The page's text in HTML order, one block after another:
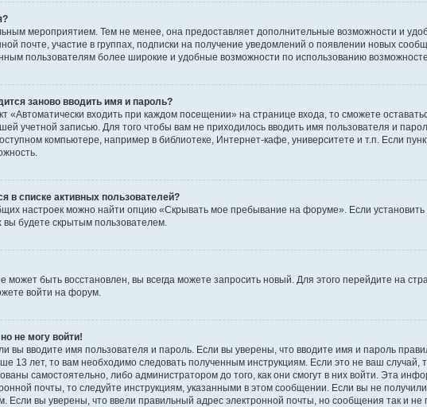
мероприятием. Тем не менее, она предоставляет дополнительные возможности и
почте, участие в группах, подписки на получение уведомлений о появлении новых
пользователям более широкие и удобные возможности по использованию
заново вводить имя и пароль?
«Автоматически входить при каждом посещении» на странице входа, то сможете
учетной записью. Для того чтобы вам не приходилось вводить имя пользователя и
компьютере, например в библиотеке, Интернет-кафе, университете и т.п. Если
в списке активных пользователей?
настроек можно найти опцию «Скрывать мое пребывание на форуме». Если
будете скрытым пользователем.
может быть восстановлен, вы всегда можете запросить новый. Для этого перейдите на
войти на форум.
не могу войти!
вы вводите имя пользователя и пароль. Если вы уверены, что вводите имя и пароль
13 лет, то вам необходимо следовать полученным инструкциям. Если это не ваш
самостоятельно, либо администратором до того, как они смогут в них войти. Эта
почты, то следуйте инструкциям, указанными в этом сообщении. Если вы не
Если вы уверены, что ввели правильный адрес электронной почты, но сообщения так и